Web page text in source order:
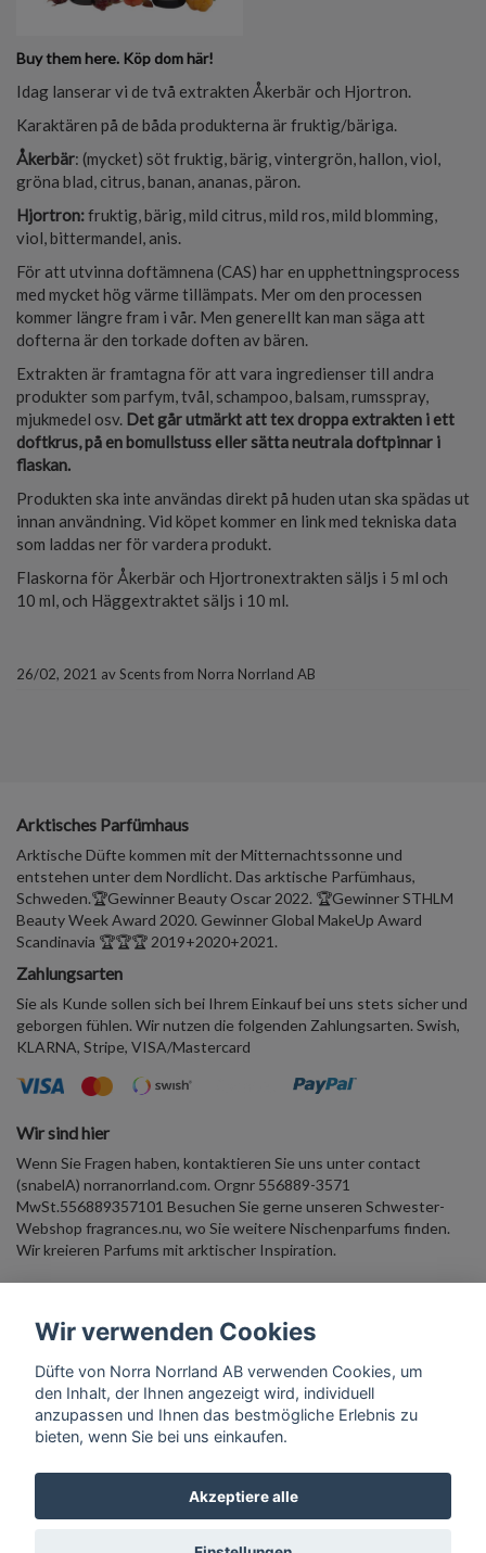
Buy them here. Köp dom här!
Idag lanserar vi de två extrakten Åkerbär och Hjortron.
Karaktären på de båda produkterna är fruktig/bäriga.
Åkerbär: (mycket) söt fruktig, bärig, vintergrön, hallon, viol,
gröna blad, citrus, banan, ananas, päron.
Hjortron:fruktig, bärig, mild citrus, mild ros, mild blomming,
viol, bittermandel, anis.
För att utvinna doftämnena (CAS) har en upphettningsprocess
med mycket hög värme tillämpats. Mer om den processen
kommer längre fram i vår. Men generellt kan man säga att
dofterna är den torkade doften av bären.
Extrakten är framtagna för att vara ingredienser till andra
produkter som parfym, tvål, schampoo, balsam, rumsspray,
mjukmedel osv. Det går utmärkt att tex droppa extrakten i ett
doftkrus, på en bomullstuss eller sätta neutrala doftpinnar i
flaskan.
Produkten ska inte användas direkt på huden utan ska spädas ut
innan användning. Vid köpet kommer en link med tekniska data
som laddas ner för vardera produkt.
Flaskorna för Åkerbär och Hjortronextrakten säljs i 5 ml och
10 ml, och Häggextraktet säljs i 10 ml.
26/02, 2021 avScents from Norra Norrland AB
Arktisches Parfümhaus
Arktische Düfte kommen mit der Mitternachtssonne und
entstehen unter dem Nordlicht. Das arktische Parfümhaus,
Schweden.🏆Gewinner Beauty Oscar 2022. 🏆Gewinner STHLM
Beauty Week Award 2020. Gewinner Global MakeUp Award
Scandinavia 🏆🏆🏆 2019+2020+2021.
Zahlungsarten
Sie als Kunde sollen sich bei Ihrem Einkauf bei uns stets sicher und
geborgen fühlen. Wir nutzen die folgenden Zahlungsarten. Swish,
KLARNA, Stripe, VISA/Mastercard
Wir sind hier
Wenn Sie Fragen haben, kontaktieren Sie uns unter contact
(snabelA) norranorrland.com. Orgnr 556889-3571
MwSt.556889357101 Besuchen Sie gerne unseren Schwester-
Webshop fragrances.nu, wo Sie weitere Nischenparfums finden.
Wir kreieren Parfums mit arktischer Inspiration.
Duftender Newsletter Geben Sie Ihre E-Mail-Adresse ein und
erhalten Sie 10 % Rabatt auf einen Willkommenskauf. Begleiten Sie
uns in die arktische Parfümwelt!
Wir verwenden Cookies
Düfte von Norra Norrland AB verwenden Cookies, um
den Inhalt, der Ihnen angezeigt wird, individuell
anzupassen und Ihnen das bestmögliche Erlebnis zu
bieten, wenn Sie bei uns einkaufen.
Akzeptiere alle